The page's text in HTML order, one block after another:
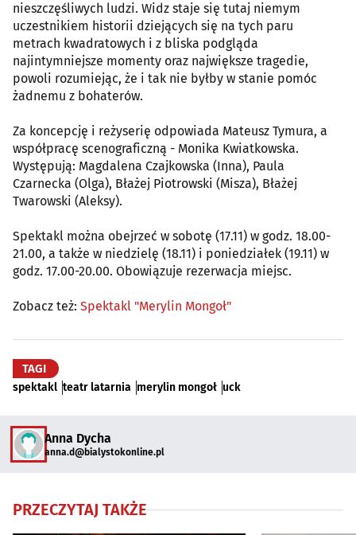
nieszczęśliwych ludzi. Widz staje się tutaj niemym
uczestnikiem historii dziejących się na tych paru
metrach kwadratowych i z bliska podgląda
najintymniejsze momenty oraz największe tragedie,
powoli rozumiejąc, że i tak nie byłby w stanie pomóc
żadnemu z bohaterów.
Za koncepcję i reżyserię odpowiada Mateusz Tymura, a
współpracę scenograficzną - Monika Kwiatkowska.
Występują: Magdalena Czajkowska (Inna), Paula
Czarnecka (Olga), Błażej Piotrowski (Misza), Błażej
Twarowski (Aleksy).
Spektakl można obejrzeć w sobotę (17.11) w godz. 18.00-
21.00, a także w niedzielę (18.11) i poniedziałek (19.11) w
godz. 17.00-20.00. Obowiązuje rezerwacja miejsc.
Zobacz też: Spektakl "Merylin Mongoł"
TAGI
spektakl teatr latarnia merylin mongoł uck
Anna Dycha
anna.d@bialystokonline.pl
PRZECZYTAJ TAKŻE